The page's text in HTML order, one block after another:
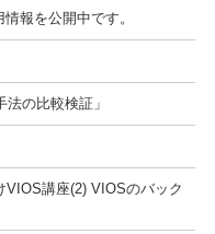
報を公開中です。
の比較検証」
講座(2) VIOSのバック